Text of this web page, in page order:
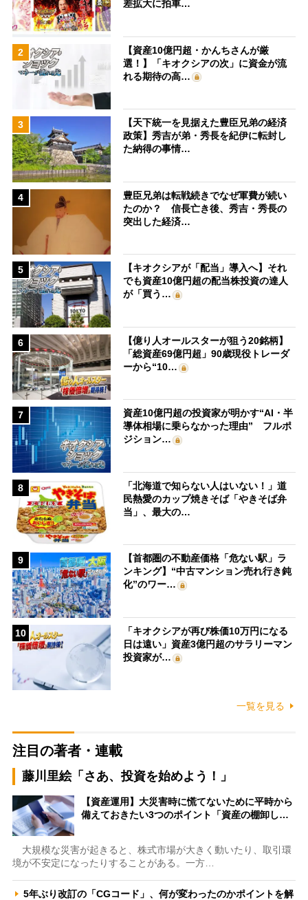
差拡大に拍車…
2
【資産10億円超・かんちさんが厳
選！】「キオクシアの次」に資金が流
れる期待の高…
3
【天下統一を見据えた豊臣兄弟の経済
政策】秀吉が弟・秀長を紀伊に転封し
た納得の事情…
4
豊臣兄弟は転戦続きでなぜ軍費が続い
たのか？ 信長亡き後、秀吉・秀長の
突出した経済…
5
【キオクシアが「配当」導入へ】それ
でも資産10億円超の配当株投資の達人
が「買う…
6
【億り人オールスターが狙う20銘柄】
「総資産69億円超」90歳現役トレーダ
ーから“10…
7
資産10億円超の投資家が明かす“AI・半
導体相場に乗らなかった理由” フルポ
ジション…
8
「北海道で知らない人はいない！」道
民熱愛のカップ焼きそば「やきそば弁
当」、最大の…
9
【首都圏の不動産価格「危ない駅」ラ
ンキング】“中古マンション売れ行き鈍
化”のワー…
10
「キオクシアが再び株価10万円になる
日は遠い」資産3億円超のサラリーマン
投資家が…
一覧を見る
注目の著者・連載
藤川里絵「さあ、投資を始めよう！」
【資産運用】大災害時に慌てないために平時から
備えておきたい3つのポイント「資産の棚卸し…
大規模な災害が起きると、株式市場が大きく動いたり、取引環
境が不安定になったりすることがある。一方…
5年ぶり改訂の「CGコード」、何が変わったのかポイントを解